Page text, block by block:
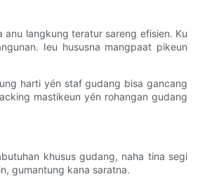
langkung teratur sareng efisien. Ku
Ieu hususna mangpaat pikeun
harti yén staf gudang bisa gancang
mastikeun yén rohangan gudang
khusus gudang, naha tina segi
gumantung kana saratna.